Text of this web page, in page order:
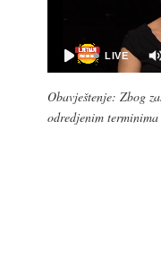
Obavještenje: Zbog
odredjenim